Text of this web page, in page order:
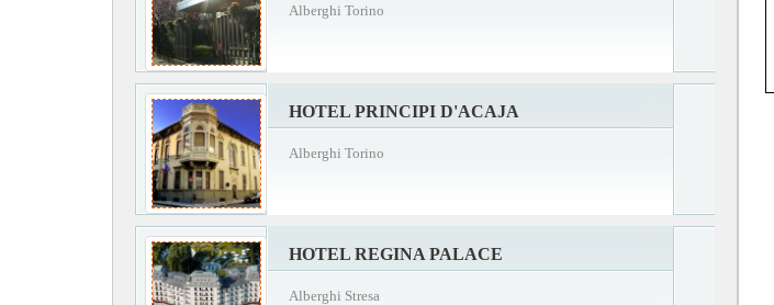
Alberghi Torino
HOTEL PRINCIPI D'ACAJA
Alberghi Torino
HOTEL REGINA PALACE
Alberghi Stresa